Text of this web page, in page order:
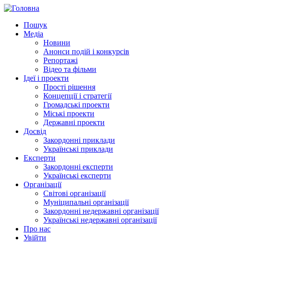
Пошук
Медіа
Новини
Анонси подій і конкурсів
Репортажі
Відео та фільми
Ідеї і проекти
Прості рішення
Концепції і стратегії
Громадські проекти
Міські проекти
Державні проекти
Досвід
Закордонні приклади
Українські приклади
Експерти
Закордонні експерти
Українські експерти
Організації
Світові організації
Муніципальні організації
Закордонні недержавні організації
Українські недержавні організації
Про нас
Увійти